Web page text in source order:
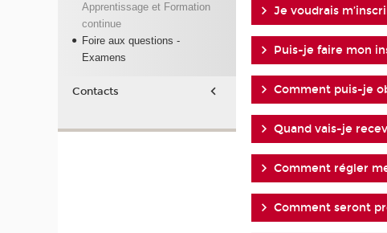
Je voudrais
Puis-je faire mon
Comment puis-je
Quand vais-je
Comment régler
Comment seront
Apprentissage et Formation
continue
Foire aux questions -
Examens
Contacts